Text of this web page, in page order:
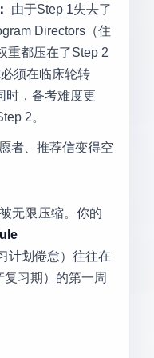
由于Step 1失去了
Directors（住
重都压在了Step 2
须在临床轮转
时，备考难度更
2。
者、推荐信变得空
无限压缩。你的
计划倦怠）往往在
复习期）的第一周